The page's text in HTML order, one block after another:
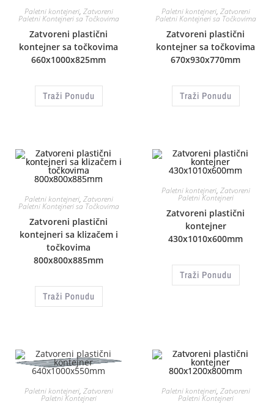
Paletni kontejneri, Zatvoreni
Paletni Kontejneri sa Točkovima
Zatvoreni plastični
kontejner sa točkovima
660x1000x825mm
Traži Ponudu
Paletni kontejneri, Zatvoreni
Paletni Kontejneri sa Točkovima
Zatvoreni plastični
kontejner sa točkovima
670x930x770mm
Traži Ponudu
Paletni kontejneri, Zatvoreni
Paletni Kontejneri sa Točkovima
Zatvoreni plastični
kontejneri sa klizačem i
točkovima
800x800x885mm
Traži Ponudu
Paletni kontejneri, Zatvoreni
Paletni Kontejneri
Zatvoreni plastični
kontejner
430x1010x600mm
Traži Ponudu
Paletni kontejneri, Zatvoreni
Paletni Kontejneri
Paletni kontejneri, Zatvoreni
Paletni Kontejneri